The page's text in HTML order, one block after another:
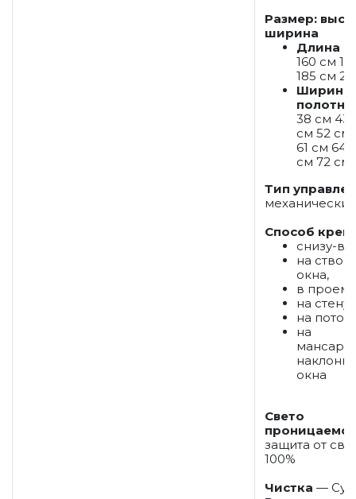
Размер:
ширина
Длина
160 см
185 см
Ширина
полотна
38 см 43
см 52 см
61 см 64
см 72 см
Тип
механический
Способ
снизу-
на
окна,
в проем,
на стену,
на
на
окна
Свето
защита от
100%
Чистка —